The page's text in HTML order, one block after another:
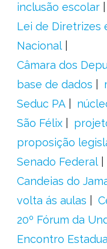
inclusão escolar
Lei de Diretrizes
Nacional
Câmara dos
base de dados
Seduc PA
São Félix
proposição
Senado Federal
Candeias do
volta ás aulas
20º Fórum da
Encontro